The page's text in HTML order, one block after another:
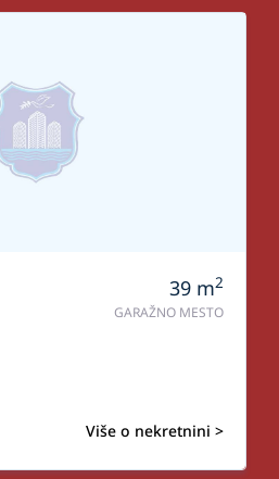
39 m2
GARAŽNO MESTO
Više o nekretnini >